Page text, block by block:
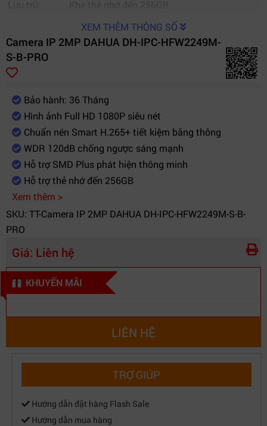
Onvif Profile S/G/T
Chống nước
& bụi
IP67
Âm thanh
Nhiệt độ hoạt
động
-40°C đến +60°C
Chất liệu Kim loại + nhựa
XEM THÊM THÔNG SỐ
Camera IP 2MP DAHUA DH-IPC-HFW2249M-
S-B-PRO
Bảo hành: 36 Tháng
Hình ảnh Full HD 1080P siêu nét
Chuẩn nén Smart H.265+ tiết kiệm băng thông
WDR 120dB chống ngược sáng mạnh
Hỗ trợ SMD Plus phát hiện thông minh
Hỗ trợ thẻ nhớ đến 256GB
Xem thêm >
SKU: TT-Camera IP 2MP DAHUA DH-IPC-HFW2249M-S-B-
PRO
Giá: Liên hệ
KHUYẾN MÃI
LIÊN HỆ
TRỢ GIÚP
Hướng dẫn đặt hàng Flash Sale
Hướng dẫn mua hàng